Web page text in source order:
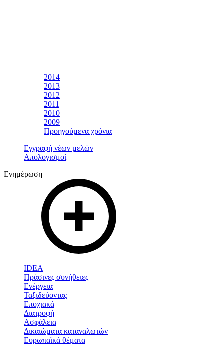
2014
2013
2012
2011
2010
2009
Προηγούμενα χρόνια
Εγγραφή νέων μελών
Απολογισμοί
Ενημέρωση
IDEA
Πράσινες συνήθειες
Ενέργεια
Ταξιδεύοντας
Εποχιακά
Διατροφή
Ασφάλεια
Δικαιώματα καταναλωτών
Ευρωπαϊκά θέματα